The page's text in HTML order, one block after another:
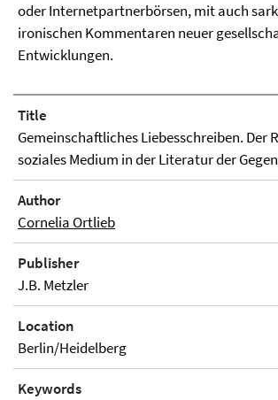
oder Internetpartnerbörsen, mit auch
ironischen Kommentaren neuer
Entwicklungen.
Title
Gemeinschaftliches Liebesschreiben. Der
soziales Medium in der Literatur der
Author
Cornelia Ortlieb
Publisher
J.B. Metzler
Location
Berlin/Heidelberg
Keywords